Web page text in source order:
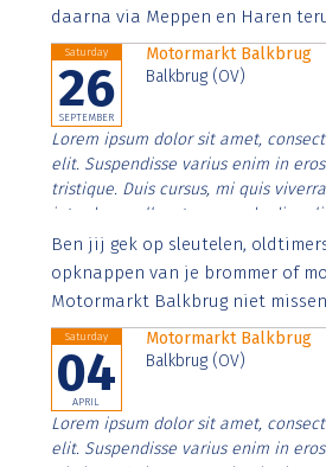
daarna via Meppen en Haren
Saturday
26
SEPTEMBER
Motormarkt Balkbrug
Balkbrug (OV)
Lorem ipsum dolor sit amet,
elit. Suspendisse varius enim in
tristique. Duis cursus, mi quis
interdum nulla, ut commodo diam
Aenean faucibus nibh et justo
imperdiet. Nunc ut sem vitae risus
Ben jij gek op sleutelen,
opknappen van je brommer of
Motormarkt Balkbrug niet
Saturday
04
APRIL
Motormarkt Balkbrug
Balkbrug (OV)
Lorem ipsum dolor sit amet,
elit. Suspendisse varius enim in